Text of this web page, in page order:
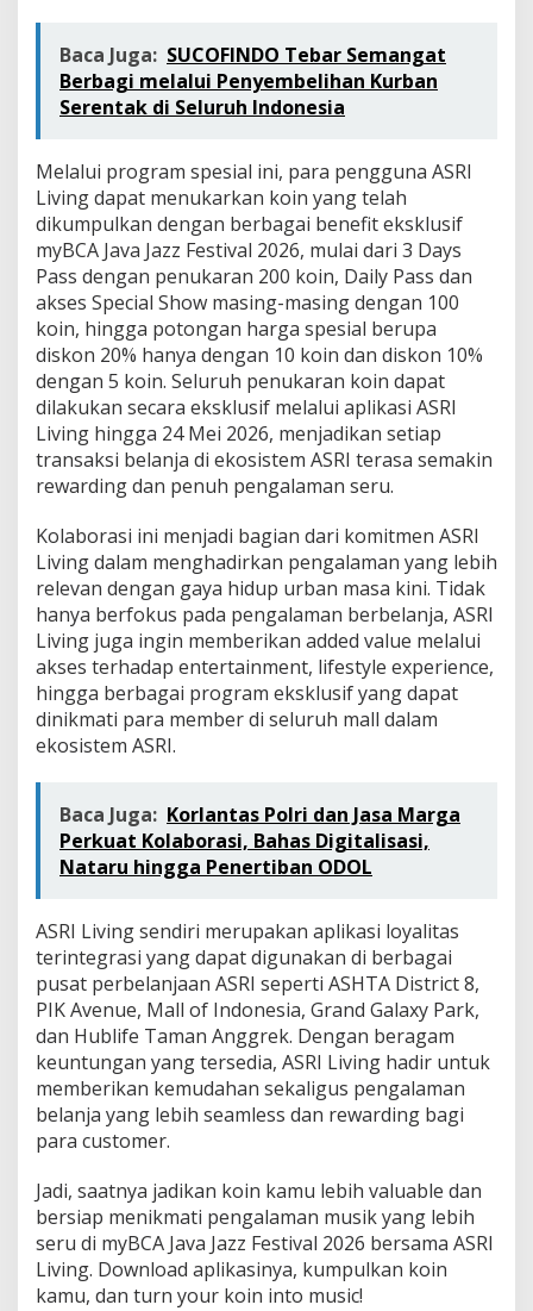
Baca Juga: SUCOFINDO Tebar Semangat
Berbagi melalui Penyembelihan Kurban
Serentak di Seluruh Indonesia
Melalui program spesial ini, para pengguna ASRI
Living dapat menukarkan koin yang telah
dikumpulkan dengan berbagai benefit eksklusif
myBCA Java Jazz Festival 2026, mulai dari 3 Days
Pass dengan penukaran 200 koin, Daily Pass dan
akses Special Show masing-masing dengan 100
koin, hingga potongan harga spesial berupa
diskon 20% hanya dengan 10 koin dan diskon 10%
dengan 5 koin. Seluruh penukaran koin dapat
dilakukan secara eksklusif melalui aplikasi ASRI
Living hingga 24 Mei 2026, menjadikan setiap
transaksi belanja di ekosistem ASRI terasa semakin
rewarding dan penuh pengalaman seru.
Kolaborasi ini menjadi bagian dari komitmen ASRI
Living dalam menghadirkan pengalaman yang lebih
relevan dengan gaya hidup urban masa kini. Tidak
hanya berfokus pada pengalaman berbelanja, ASRI
Living juga ingin memberikan added value melalui
akses terhadap entertainment, lifestyle experience,
hingga berbagai program eksklusif yang dapat
dinikmati para member di seluruh mall dalam
ekosistem ASRI.
Baca Juga: Korlantas Polri dan Jasa Marga
Perkuat Kolaborasi, Bahas Digitalisasi,
Nataru hingga Penertiban ODOL
ASRI Living sendiri merupakan aplikasi loyalitas
terintegrasi yang dapat digunakan di berbagai
pusat perbelanjaan ASRI seperti ASHTA District 8,
PIK Avenue, Mall of Indonesia, Grand Galaxy Park,
dan Hublife Taman Anggrek. Dengan beragam
keuntungan yang tersedia, ASRI Living hadir untuk
memberikan kemudahan sekaligus pengalaman
belanja yang lebih seamless dan rewarding bagi
para customer.
Jadi, saatnya jadikan koin kamu lebih valuable dan
bersiap menikmati pengalaman musik yang lebih
seru di myBCA Java Jazz Festival 2026 bersama ASRI
Living. Download aplikasinya, kumpulkan koin
kamu, dan turn your koin into music!